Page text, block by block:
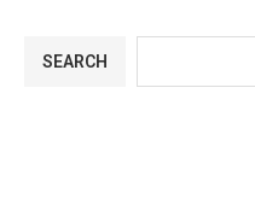
SEARCH